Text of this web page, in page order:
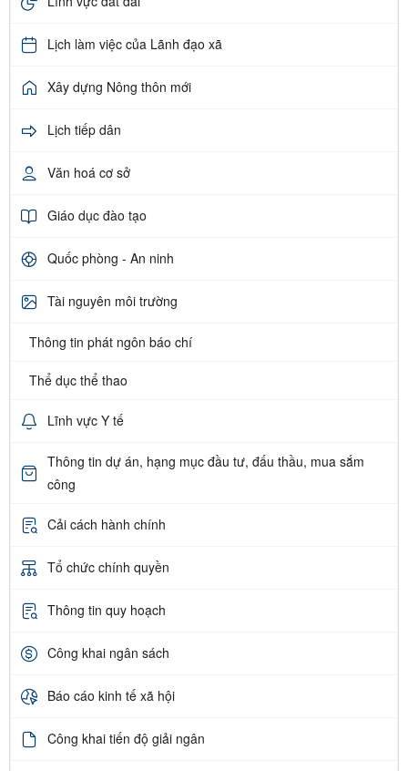
Lịch làm việc của Lãnh đạo xã
Xây dựng Nông thôn mới
Lịch tiếp dân
Văn hoá cơ sở
Giáo dục đào tạo
Quốc phòng - An ninh
Tài nguyên môi trường
Thông tin phát ngôn báo chí
Thể dục thể thao
Lĩnh vực Y tế
Thông tin dự án, hạng mục đầu tư, đấu thầu, mua sắm
công
Cải cách hành chính
Tổ chức chính quyền
Thông tin quy hoạch
Công khai ngân sách
Báo cáo kinh tế xã hội
Công khai tiến độ giải ngân